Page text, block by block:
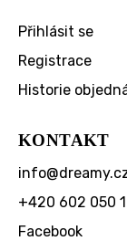
Přihlásit se
Registrace
Historie
KONTAKT
info@
+420 602 050
Facebook